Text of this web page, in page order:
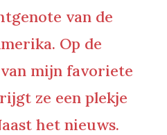
van de
Op de
mijn favoriete
ze een plekje
het nieuws.